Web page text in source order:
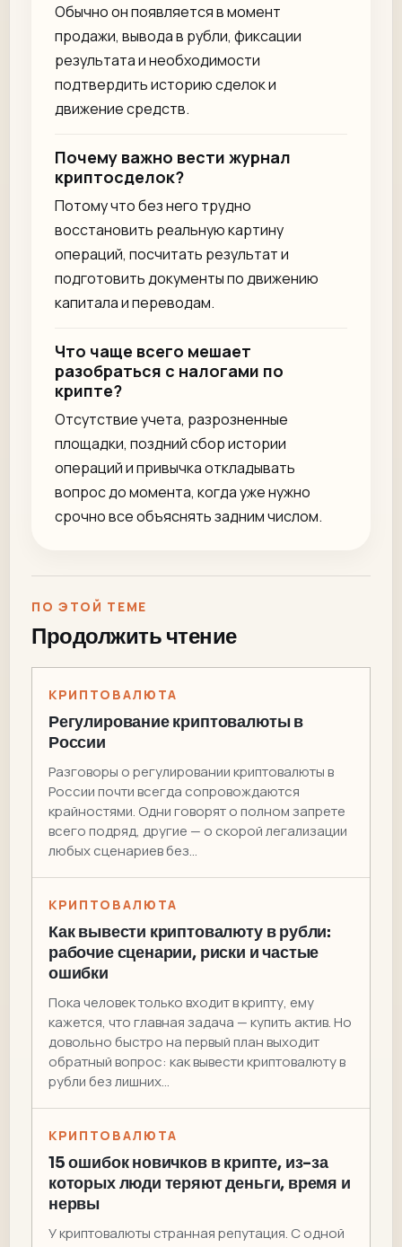
Обычно он появляется в момент
продажи, вывода в рубли, фиксации
результата и необходимости
подтвердить историю сделок и
движение средств.
Почему важно вести журнал
криптосделок?
Потому что без него трудно
восстановить реальную картину
операций, посчитать результат и
подготовить документы по движению
капитала и переводам.
Что чаще всего мешает
разобраться с налогами по
крипте?
Отсутствие учета, разрозненные
площадки, поздний сбор истории
операций и привычка откладывать
вопрос до момента, когда уже нужно
срочно все объяснять задним числом.
ПО ЭТОЙ ТЕМЕ
Продолжить чтение
КРИПТОВАЛЮТА
Регулирование криптовалюты в
России
Разговоры о регулировании криптовалюты в
России почти всегда сопровождаются
крайностями. Одни говорят о полном запрете
всего подряд, другие — о скорой легализации
любых сценариев без…
КРИПТОВАЛЮТА
Как вывести криптовалюту в рубли:
рабочие сценарии, риски и частые
ошибки
Пока человек только входит в крипту, ему
кажется, что главная задача — купить актив. Но
довольно быстро на первый план выходит
обратный вопрос: как вывести криптовалюту в
рубли без лишних…
КРИПТОВАЛЮТА
15 ошибок новичков в крипте, из-за
которых люди теряют деньги, время и
нервы
У криптовалюты странная репутация. С одной